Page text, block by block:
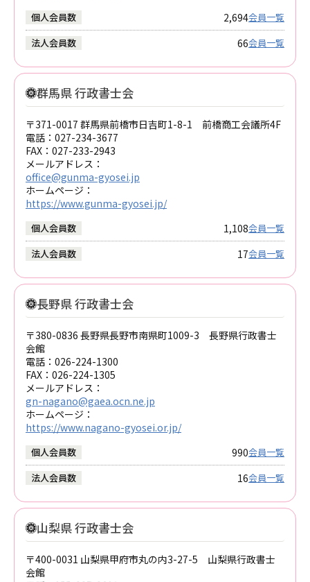
個人会員数 2,694会員一覧
法人会員数
66会員一覧
群馬県 行政書士会
〒371-0017 群馬県前橋市日吉町1-8-1 前橋商工会議所4F
電話： 027-234-3677
FAX： 027-233-2943
メールアドレス：
office@gunma-gyosei.jp
ホームページ：
https://www.gunma-gyosei.jp/
個人会員数 1,108会員一覧
法人会員数
17会員一覧
長野県 行政書士会
〒380-0836 長野県長野市南県町1009-3 長野県行政書士
会館
電話： 026-224-1300
FAX： 026-224-1305
メールアドレス：
gn-nagano@gaea.ocn.ne.jp
ホームページ：
https://www.nagano-gyosei.or.jp/
個人会員数 990会員一覧
法人会員数
16会員一覧
山梨県 行政書士会
〒400-0031 山梨県甲府市丸の内3-27-5 山梨県行政書士
会館